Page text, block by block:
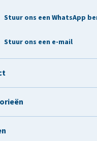
Stuur ons een WhatsApp
Stuur ons een e-mail